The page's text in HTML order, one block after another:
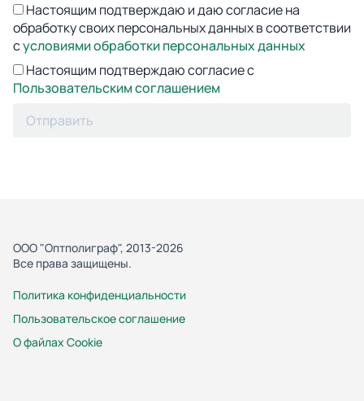
Настоящим подтверждаю и даю согласие на
обработку своих персональных данных в соответствии
сусловиями обработки персональных данных
Настоящим подтверждаю согласие с
Пользовательским соглашением
Отправить
ООО "Оптполиграф", 2013-2026
Все права защищены.
Политика конфиденциальности
Пользовательское соглашение
О файлах Cookie